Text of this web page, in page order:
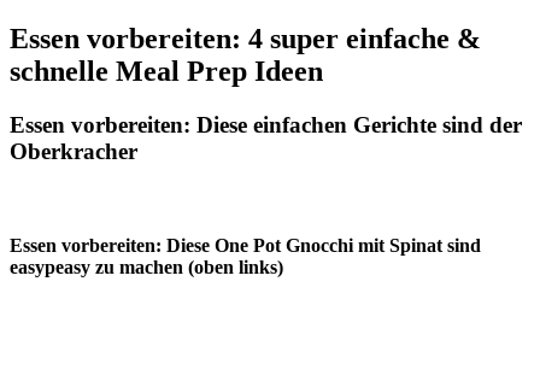
Essen vorbereiten: 4 super einfache &
schnelle Meal Prep Ideen
Essen vorbereiten: Diese einfachen Gerichte sind der
Oberkracher
Essen vorbereiten: Diese One Pot Gnocchi mit Spinat sind
easypeasy zu machen (oben links)